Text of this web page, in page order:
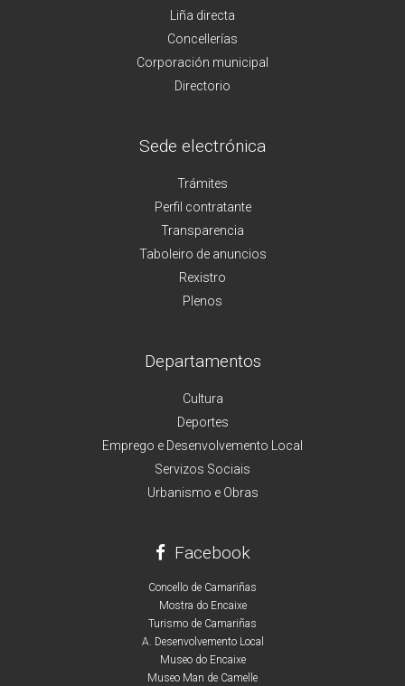
Liña directa
Concellerías
Corporación municipal
Directorio
Sede electrónica
Trámites
Perfil contratante
Transparencia
Taboleiro de anuncios
Rexistro
Plenos
Departamentos
Cultura
Deportes
Emprego e Desenvolvemento Local
Servizos Sociais
Urbanismo e Obras
Facebook
Concello de Camariñas
Mostra do Encaixe
Turismo de Camariñas
A. Desenvolvemento Local
Museo do Encaixe
Museo Man de Camelle